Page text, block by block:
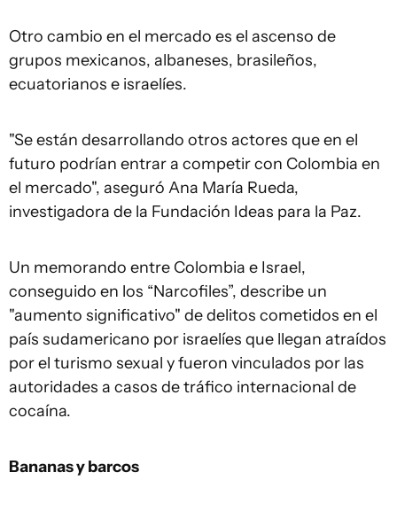
Otro cambio en el mercado es el ascenso de
grupos mexicanos, albaneses, brasileños,
ecuatorianos e israelíes.
"Se están desarrollando otros actores que en el
futuro podrían entrar a competir con Colombia en
el mercado", aseguró Ana María Rueda,
investigadora de la Fundación Ideas para la Paz.
Un memorando entre Colombia e Israel,
conseguido en los “Narcofiles”, describe un
"aumento significativo" de delitos cometidos en el
país sudamericano por israelíes que llegan atraídos
por el turismo sexual y fueron vinculados por las
autoridades a casos de tráfico internacional de
cocaína.
Bananas y barcos